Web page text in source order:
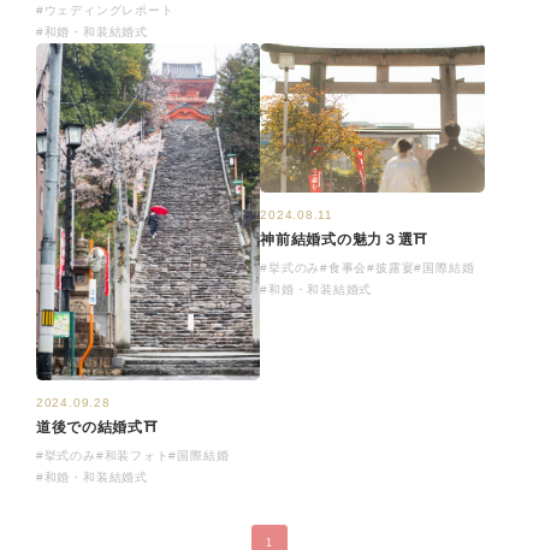
#ウェディングレポート
#和婚・和装結婚式
2024.09.28
道後での結婚式⛩
#挙式のみ#和装フォト#国際結婚
#和婚・和装結婚式
2024.08.11
神前結婚式の魅力３選⛩
#挙式のみ#食事会#披露宴#国際結婚
#和婚・和装結婚式
1